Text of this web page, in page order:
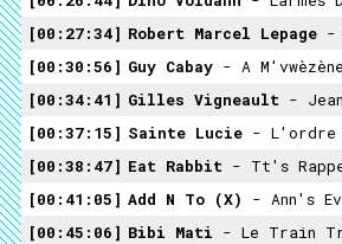
00:27:34
Robert Marcel Lepage -
00:30:56
Guy Cabay - A M'vwèzène
00:34:41
Gilles Vigneault -
00:37:15
Sainte Lucie - L'ordre
00:38:47
Eat Rabbit - Tt's
00:41:05
Add N To (X)
- Ann's
00:45:06
Bibi Mati - Le Train